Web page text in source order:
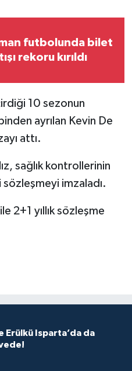
futbolunda bilet
rekoru kırıldı
10 sezonun
ayrılan Kevin De
attı.
sağlık kontrollerinin
imzaladı.
2+1 yıllık sözleşme
Erülkü Isparta’da da